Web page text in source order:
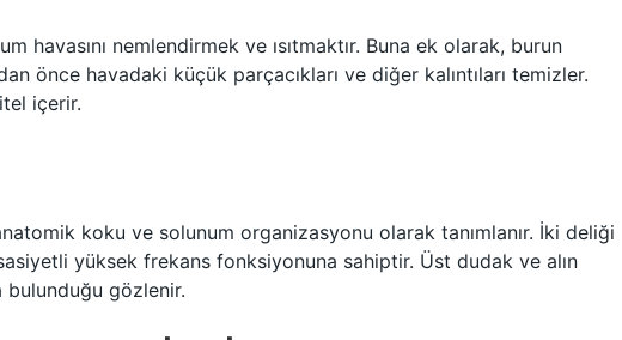
havasını nemlendirmek ve ısıtmaktır. Buna ek olarak, burun
önce havadaki küçük parçacıkları ve diğer kalıntıları temizler.
içerir.
koku ve solunum organizasyonu olarak tanımlanır. İki deliği
yüksek frekans fonksiyonuna sahiptir. Üst dudak ve alın
bulunduğu gözlenir.